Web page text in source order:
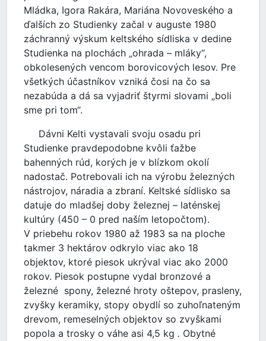
Mládka, Igora Rakára, Mariána Novoveského a
ďalších zo Studienky začal v auguste 1980
záchranný výskum keltského sídliska v dedine
Studienka na plochách „ohrada – mláky“,
obkolesených vencom borovicových lesov. Pre
všetkých účastníkov vzniká čosi na čo sa
nezabúda a dá sa vyjadriť štyrmi slovami „boli
sme pri tom“.
Dávni Kelti vystavali svoju osadu pri
Studienke pravdepodobne kvôli ťažbe
bahenných rúd, korých je v blízkom okolí
nadostač. Potrebovali ich na výrobu železných
nástrojov, náradia a zbraní. Keltské sídlisko sa
datuje do mladšej doby železnej – laténskej
kultúry (450 – 0 pred naším letopočtom).
V priebehu rokov 1980 až 1983 sa na ploche
takmer 3 hektárov odkrylo viac ako 18
objektov, ktoré piesok ukrýval viac ako 2000
rokov. Piesok postupne vydal bronzové a
železné spony, železné hroty oštepov, prasleny,
zvyšky keramiky, stopy obydlí so zuhoľnateným
drevom, remeselných objektov so zvyškami
popola a trosky o váhe asi 4,5 kg . Obytné